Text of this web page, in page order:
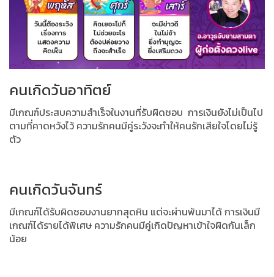
คนเกิดวันอาทิตย์
มีเกณฑ์ประสบความสำเร็จในงานที่รับผิดชอบ การเงินยังไม่เป็นไป
ตามที่คาดหวังไว้ ความรักคนมีคู่ระวังจะทำให้คนรักเสียใจโดยไม่รู้
ตัว
คนเกิดวันจันทร์
มีเกณฑ์ได้รับผิดชอบงานยากสุดหิน แต่จะผ่านพ้นมาได้ การเงินมี
เกณฑ์ได้รายได้พิเศษ ความรักคนมีคู่เกิดปัญหาเข้าใจผิดกันเล็ก
น้อย